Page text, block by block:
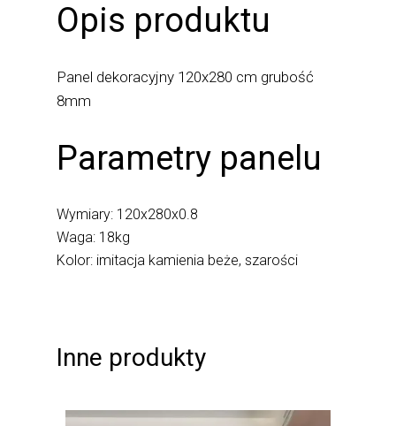
Opis produktu
Panel dekoracyjny 120x280 cm grubość
8mm
Parametry panelu
Wymiary: 120x280x0.8
Waga: 18kg
Kolor: imitacja kamienia beże, szarości
Inne produkty